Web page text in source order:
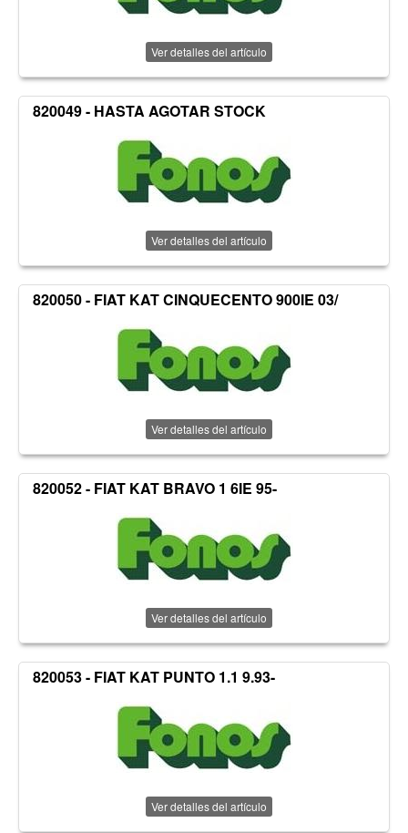
Ver detalles del artículo
820049 - HASTA AGOTAR STOCK
Ver detalles del artículo
820050 - FIAT KAT CINQUECENTO 900IE 03/
Ver detalles del artículo
820052 - FIAT KAT BRAVO 1 6IE 95-
Ver detalles del artículo
820053 - FIAT KAT PUNTO 1.1 9.93-
Ver detalles del artículo